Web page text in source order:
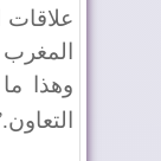
علاقات
وهذا
التعاون